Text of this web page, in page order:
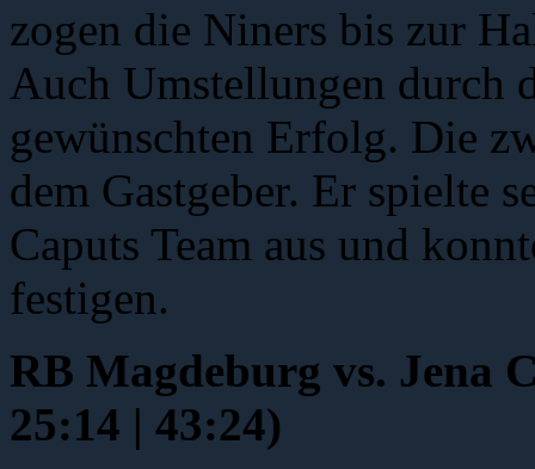
zogen die Niners bis zur
Auch Umstellungen durch
gewünschten Erfolg. Die
dem Gastgeber. Er spielte
Caputs Team aus und
festigen.
RB Magdeburg vs.
25:14 | 43:24)